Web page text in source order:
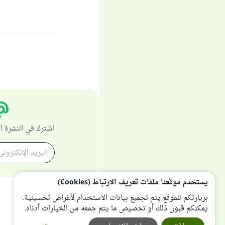
اشترك في النشرة
يستخدم موقعنا ملفات تعريف الارتباط (Cookies)
بزيارتكم للموقع يتم تجميع بيانات الاستخدام لأغراض تحسينية.
يمكنكم قبول ذلك أو تخصيص ما يتم جمعه من الخيارات أدناه.